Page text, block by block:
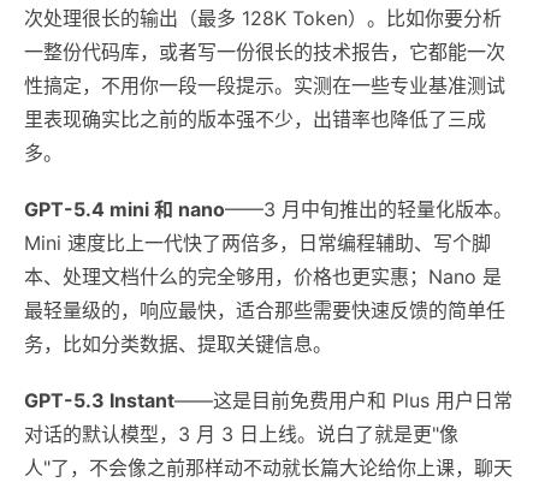
次处理很长的输出（最多 128K Token）。比如你要分析
一整份代码库，或者写一份很长的技术报告，它都能一次
性搞定，不用你一段一段提示。实测在一些专业基准测试
里表现确实比之前的版本强不少，出错率也降低了三成
多。
GPT-5.4 mini 和 nano——3 月中旬推出的轻量化版本。
Mini 速度比上一代快了两倍多，日常编程辅助、写个脚
本、处理文档什么的完全够用，价格也更实惠；Nano 是
最轻量级的，响应最快，适合那些需要快速反馈的简单任
务，比如分类数据、提取关键信息。
GPT-5.3 Instant——这是目前免费用户和 Plus 用户日常
对话的默认模型，3 月 3 日上线。说白了就是更"像
人"了，不会像之前那样动不动就长篇大论给你上课，聊天